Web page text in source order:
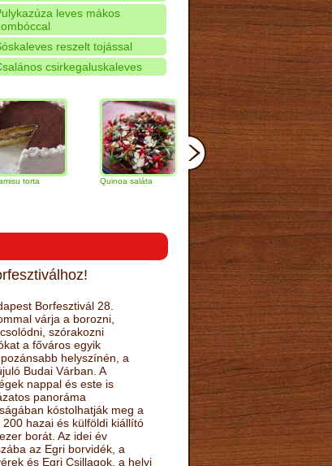
leves mákos
reszelt tojással
csirkegaluskaleves
Quinoa saláta Mandulás kifli
narancs torta
Borfesztivál 28.
várja a borozni,
szórakozni
a főváros egyik
helyszínén, a
Budai Várban. A
nappal és este is
panoráma
kóstolhatják meg a
200 hazai és külföldi kiállító
borát. Az idei év
az Egri borvidék, a
és Egri Csillagok, a helyi